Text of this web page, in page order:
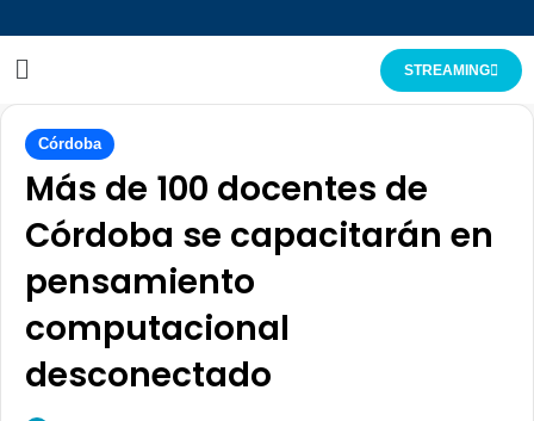
STREAMING
Córdoba
Más de 100 docentes de
Córdoba se capacitarán en
pensamiento
computacional
desconectado